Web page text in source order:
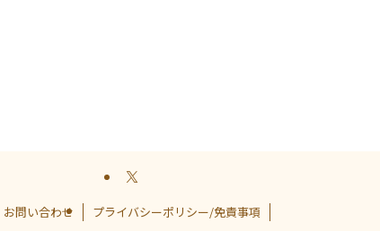
お問い合わせ プライバシーポリシー/免責事項